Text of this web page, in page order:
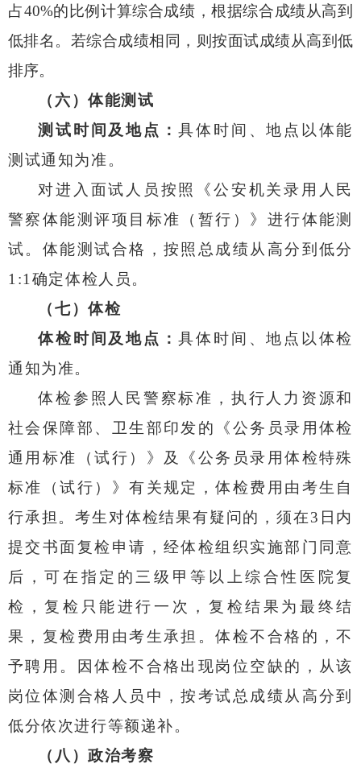
占40%的比例计算综合成绩，根据综合成绩从高到
低排名。若综合成绩相同，则按面试成绩从高到低
排序。
（六）体能测试
测试时间及地点：具体时间、地点以体能
测试通知为准。
对进入面试人员按照《公安机关录用人民
警察体能测评项目标准（暂行）》进行体能测
试。体能测试合格，按照总成绩从高分到低分
1 :1 确定体检人员。
（七）体检
体检时间及地点：具体时间、地点以体检
通知为准。
体检参照人民警察标准，执行人力资源和
社会保障部、卫生部印发的《公务员录用体检
通用标准（试行）》及《公务员录用体检特殊
标准（试行）》有关规定，体检费用由考生自
行承担。考生对体检结果有疑问的，须在3 日内
提交书面复检申请，经体检组织实施部门同意
后，可在指定的三级甲等以上综合性医院复
检，复检只能进行一次，复检结果为最终结
果，复检费用由考生承担。体检不合格的，不
予聘用。因体检不合格出现岗位空缺的，从该
岗位体测合格人员中，按考试总成绩从高分到
低分依次进行等额递补。
（八）政治考察